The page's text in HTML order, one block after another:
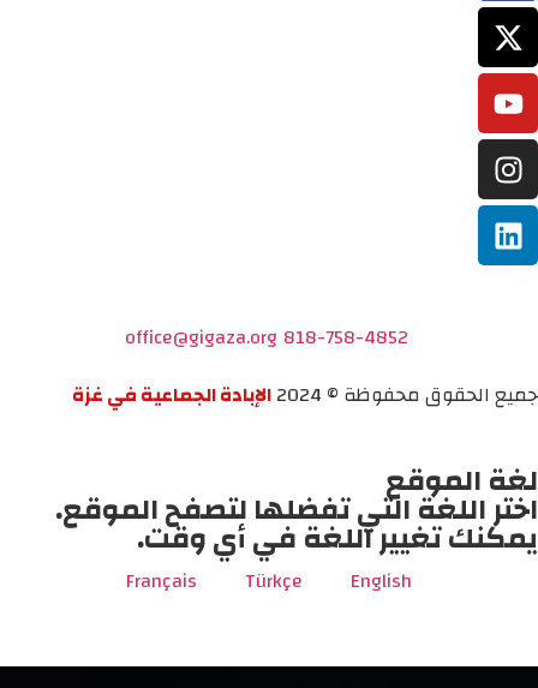
818-758-4852
office@gigaza.org
جميع الحقوق محفوظة © 2024
الإبادة الجماعية في غزة
لغة الموقع
اختر اللغة التي تفضلها لتصفح الموقع.
يمكنك تغيير اللغة في أي وقت.
English
Türkçe
Français